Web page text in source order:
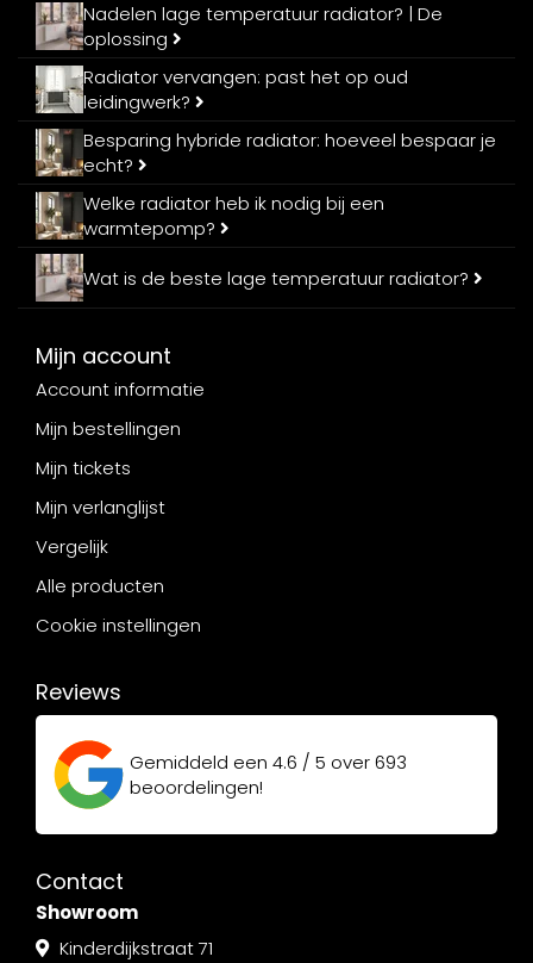
Nadelen lage temperatuur radiator? | De
oplossing
Radiator vervangen: past het op oud
leidingwerk?
Besparing hybride radiator: hoeveel bespaar je
echt?
Welke radiator heb ik nodig bij een
warmtepomp?
Wat is de beste lage temperatuur radiator?
Mijn account
Account informatie
Mijn bestellingen
Mijn tickets
Mijn verlanglijst
Vergelijk
Alle producten
Cookie instellingen
Reviews
Gemiddeld een 4.6 / 5 over693
beoordelingen!
Contact
Showroom
Kinderdijkstraat 71